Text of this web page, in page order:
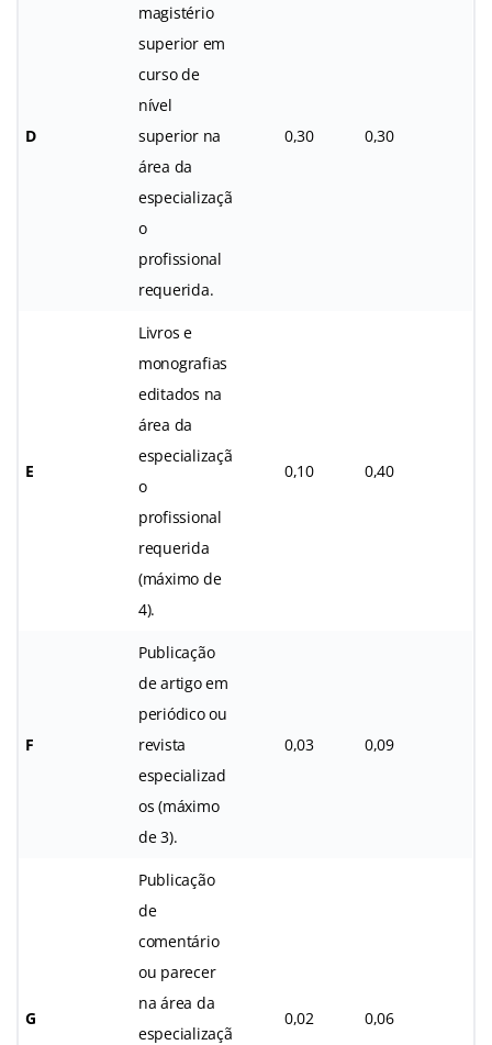
D
magistério
superior em
curso de
nível
superior na
área da
especializaçã
o
profissional
requerida.
0,30 0,30
E
Livros e
monografias
editados na
área da
especializaçã
o
profissional
requerida
(máximo de
4).
0,10 0,40
F
Publicação
de artigo em
periódico ou
revista
especializad
os (máximo
de 3).
0,03 0,09
G
Publicação
de
comentário
ou parecer
na área da
especializaçã
0,02 0,06